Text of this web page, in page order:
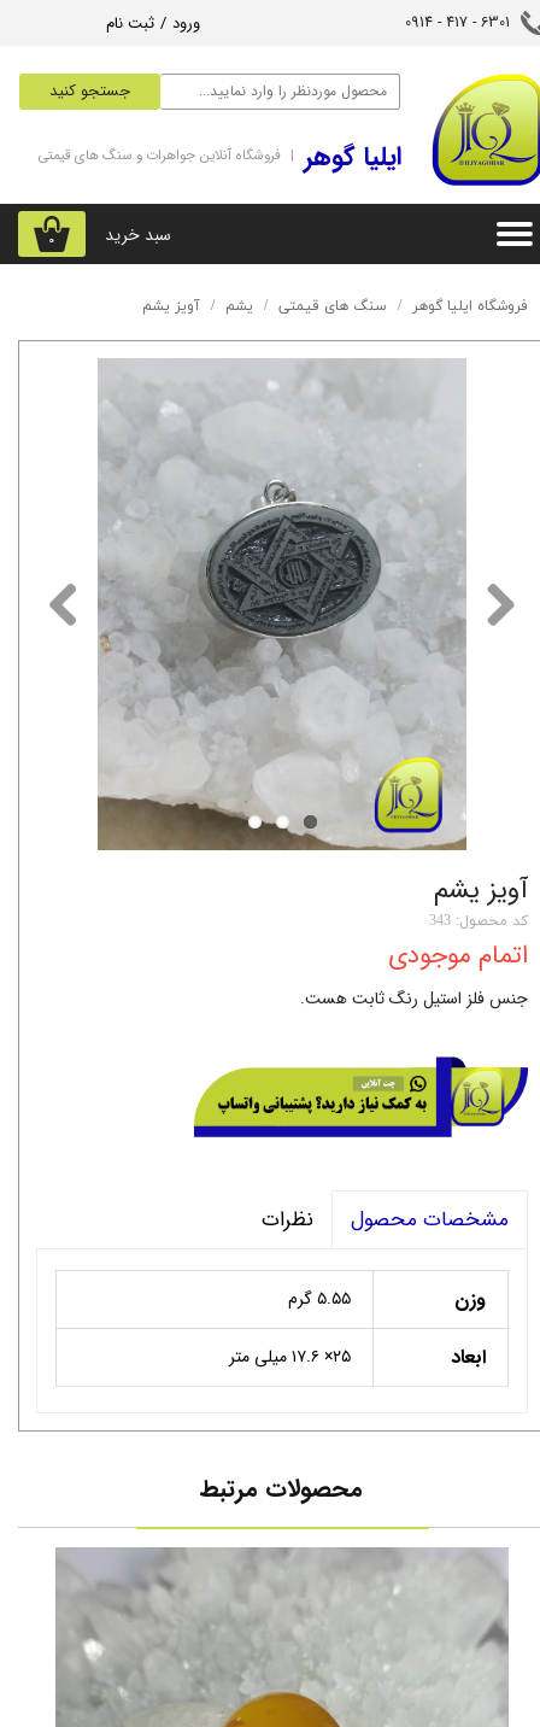
جستجو کنید
ورود / ثبت نام
تغییر گذر واژه
سفارشات
خروج از حساب کاربری
6301 - 417 - 0914​​​​​​​
۰ سبد خرید
‌ایلیا گوهر | فروشگاه آنلاین جواهرات و سنگ های قیمتی
فروشگاه ایلیا گوهر سنگ های قیمتی یشم آویز یشم
آویز یشم
کد محصول: 343
اتمام موجودی
جنس فلز استیل رنگ ثابت هست.
مشخصات محصول نظرات
وزن ۵.۵۵ گرم
ابعاد ۲۵× ۱۷.۶ میلی متر
محصولات مرتبط